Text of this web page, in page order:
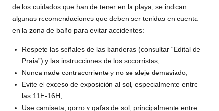
de los cuidados que han de tener en la playa, se indican
algunas recomendaciones que deben ser tenidas en cuenta
en la zona de baño para evitar accidentes:
Respete las señales de las banderas (consultar “Edital de
Praia”) y las instrucciones de los socorristas;
Nunca nade contracorriente y no se aleje demasiado;
Evite el exceso de exposición al sol, especialmente entre
las 11H-16H;
Use camiseta, gorro y gafas de sol, principalmente entre